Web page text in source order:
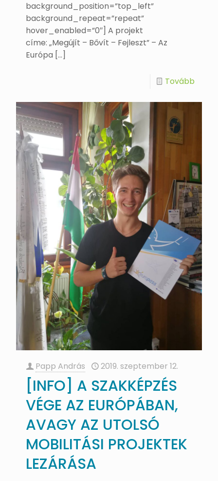
background_position=”top_left”
background_repeat=”repeat”
hover_enabled=”0″] A projekt
címe: „Megújít – Bővít – Fejleszt” – Az
Európa […]
Tovább
Papp András 2019. szeptember 12.
[INFO] A SZAKKÉPZÉS
VÉGE AZ EURÓPÁBAN,
AVAGY AZ UTOLSÓ
MOBILITÁSI PROJEKTEK
LEZÁRÁSA